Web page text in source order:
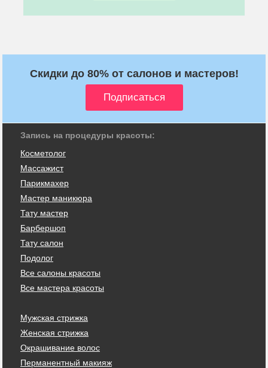
Скидки до 80% от салонов и мастеров!
Запись на процедуры красоты:
Косметолог
Массажист
Парикмахер
Мастер маникюра
Тату мастер
Барбершоп
Тату салон
Подолог
Все салоны красоты
Все мастера красоты
Мужская стрижка
Женская стрижка
Окрашивание волос
Перманентный макияж